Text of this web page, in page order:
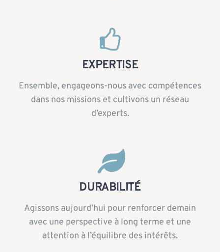
EXPERTISE
Ensemble, engageons-nous avec compétences
dans nos missions et cultivons un réseau
d’experts.
DURABILITÉ
Agissons aujourd’hui pour renforcer demain
avec une perspective à long terme et une
attention à l’équilibre des intérêts.